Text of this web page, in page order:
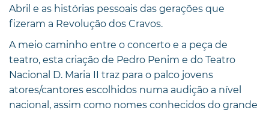
Abril e as histórias pessoais das gerações que
fizeram a Revolução dos Cravos.
A meio caminho entre o concerto e a peça de
teatro, esta criação de Pedro Penim e do Teatro
Nacional D. Maria II traz para o palco jovens
atores/cantores escolhidos numa audição a nível
nacional, assim como nomes conhecidos do grande